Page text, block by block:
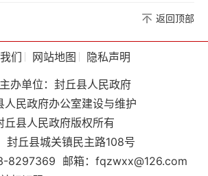
返回顶部
们 网站地图
隐私声明
办单位：封丘县人民政府
人民政府办公室建设与维护
丘县人民政府版权所有
封丘县城关镇民主路108号
8297369 邮箱：fqzwxx@126.com